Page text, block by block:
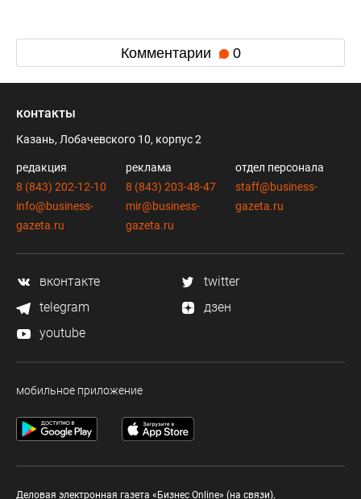
Комментарии 0
контакты
Казань, Лобачевского 10, корпус 2
редакция
8 (843) 202-12-10
info@business-
gazeta.ru
реклама
8 (843) 203-48-47
mir@business-
gazeta.ru
отдел персонала
staff@business-
gazeta.ru
вконтакте
twitter
telegram
дзен
youtube
мобильное приложение
Деловая электронная газета «Бизнес Online» (на связи).